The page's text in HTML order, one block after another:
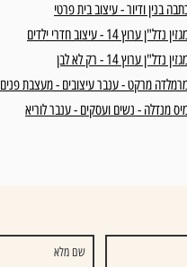
בנין ודיור - עיצוב בית פרטי
נדל"ן ערוץ 14 - עיצוב חדרי ילדים
נדל"ן ערוץ 14 - רק לא לבן
מרקט - ענבר עיצובים - מעצבת פנים
מנדלה - נשים ועסקים - ענבר לוריא